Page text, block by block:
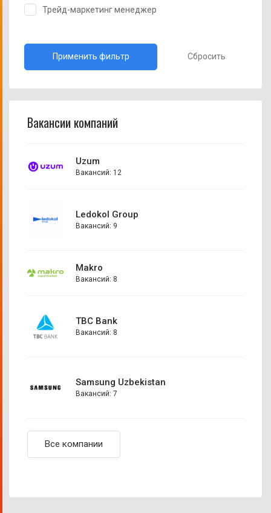
Трейд-маркетинг менеджер
Сбросить
Вакансии компаний
Uzum
Вакансий: 12
Ledokol Group
Вакансий: 9
Makro
Вакансий: 8
TBC Bank
Вакансий: 8
Samsung Uzbekistan
Вакансий: 7
Все компании